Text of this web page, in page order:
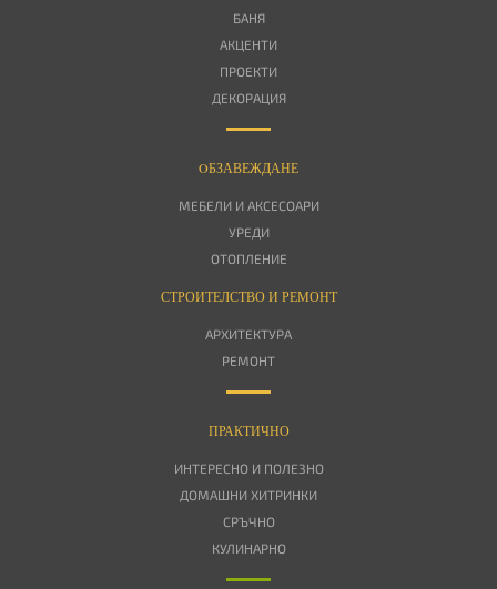
БАНЯ
АКЦЕНТИ
ПРОЕКТИ
ДЕКОРАЦИЯ
OБЗАВЕЖДАНЕ
МЕБЕЛИ И АКСЕСОАРИ
УРЕДИ
ОТОПЛЕНИЕ
СТРОИТЕЛСТВО И РЕМОНТ
АРХИТЕКТУРА
РЕМОНТ
ПРАКТИЧНО
ИНТЕРЕСНО И ПОЛЕЗНО
ДОМАШНИ ХИТРИНКИ
СРЪЧНО
КУЛИНАРНО